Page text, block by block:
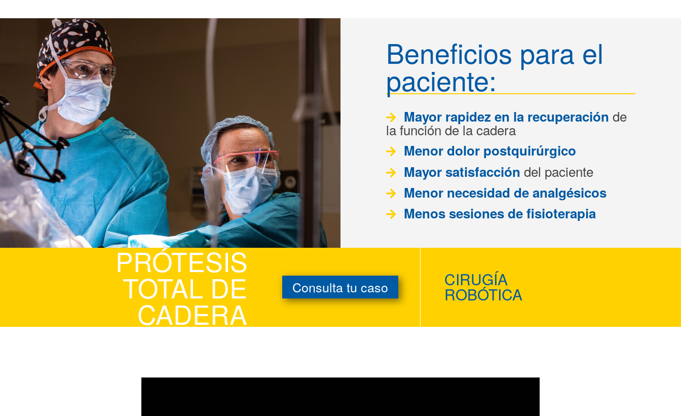
Beneficios para el
paciente:
Mayor rapidez en la recuperación de
la función de la cadera
Menor dolor postquirúrgico
Mayorsatisfacción del paciente
Menor necesidad de analgésicos
Menos sesiones de fisioterapia
PRÓTESIS
TOTAL DE
CADERA
Consulta tu caso CIRUGÍA
ROBÓTICA